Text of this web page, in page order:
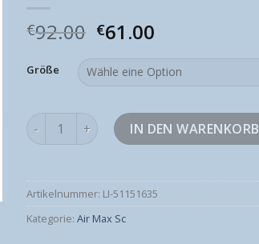
€92.00 €61.00
Größe
air max sc Menge IN DEN WARENKORB
Artikelnummer: LI-51151635
Kategorie: Air Max Sc